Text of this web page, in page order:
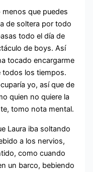
que puedes
de soltera por todo
todo el día de
de boys. Así
tocado encargarme
todos los tiempos.
yo, así que de
quien no quiere la
tomo nota mental.
Laura iba soltando
a los nervios,
como cuando
un barco, bebiendo